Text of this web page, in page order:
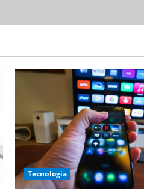
Tecnologia